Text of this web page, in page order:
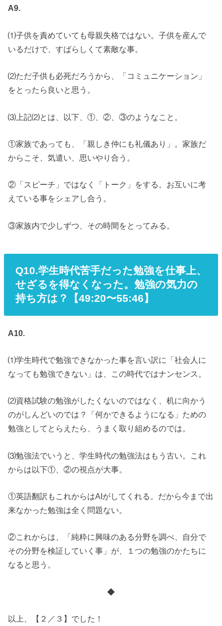
A9.
⑴子供を責めていても母親失格ではない。子供を産んで
いるだけで、すばらしくて素敵な事。
⑵ただ子供も必死だろうから、「コミュニケーション」
をとったら良いと思う。
⑶上記⑵とは、以下、①、②、③のようなこと。
①家族であっても、「親しき仲にも礼儀あり」。家族だ
からこそ、気遣い、思いやり合う。
②「スピーチ」ではなく「トーク」をする。お互いに考
えている事をシェアし合う。
③家族内で少しずつ、その時間をとってみる。
Q10.学生時代苦手だった勉強を仕事上、
せざるを得なくなった。勉強の気力の
持ち方は？【49:20〜55:46】
A10.
⑴学生時代で勉強できなかった事を言い訳に「社会人に
なっても勉強できない」は、この時代ではナンセンス。
⑵資格試験の勉強がしたくないのではなく、机に向かう
のがしんどいのでは？「何かできるようになる」ための
勉強としてとらえたら、うまく取り組めるのでは。
⑶勉強法でいうと、学生時代の勉強法はもう古い。これ
からは以下①、②の視点が大事。
①英語翻訳もこれからはAIがしてくれる。だから今まで出
来なかった勉強は全く問題ない。
②これからは、「純粋に興味のある分野を調べ、自分で
その分野を検証していく事」が、１つの勉強のかたちに
なると思う。
◆
以上、【２／３】でした！